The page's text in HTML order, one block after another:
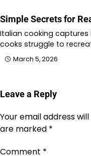
Simple Secrets for
Italian cooking
cooks struggle to
March 5, 2026
Leave a Reply
Your email address
are marked *
Comment *